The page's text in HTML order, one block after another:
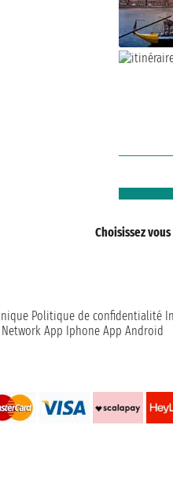
Choisissez
Politique de confidentialité
Network App Iphone App Android